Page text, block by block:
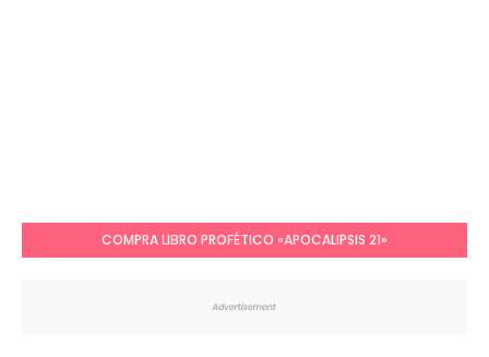
COMPRA LIBRO PROFÉTICO «APOCALIPSIS 21»